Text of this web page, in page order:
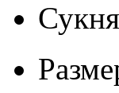
Сукня